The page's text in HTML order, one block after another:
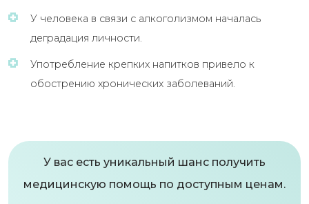
У человека в связи с алкоголизмом началась
деградация личности.
Употребление крепких напитков привело к
обострению хронических заболеваний.
У вас есть уникальный шанс получить
медицинскую помощь по доступным ценам.